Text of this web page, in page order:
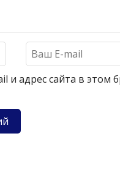
и адрес сайта в этом